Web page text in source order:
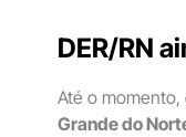
DER/RN
Até o momento,
Grande do